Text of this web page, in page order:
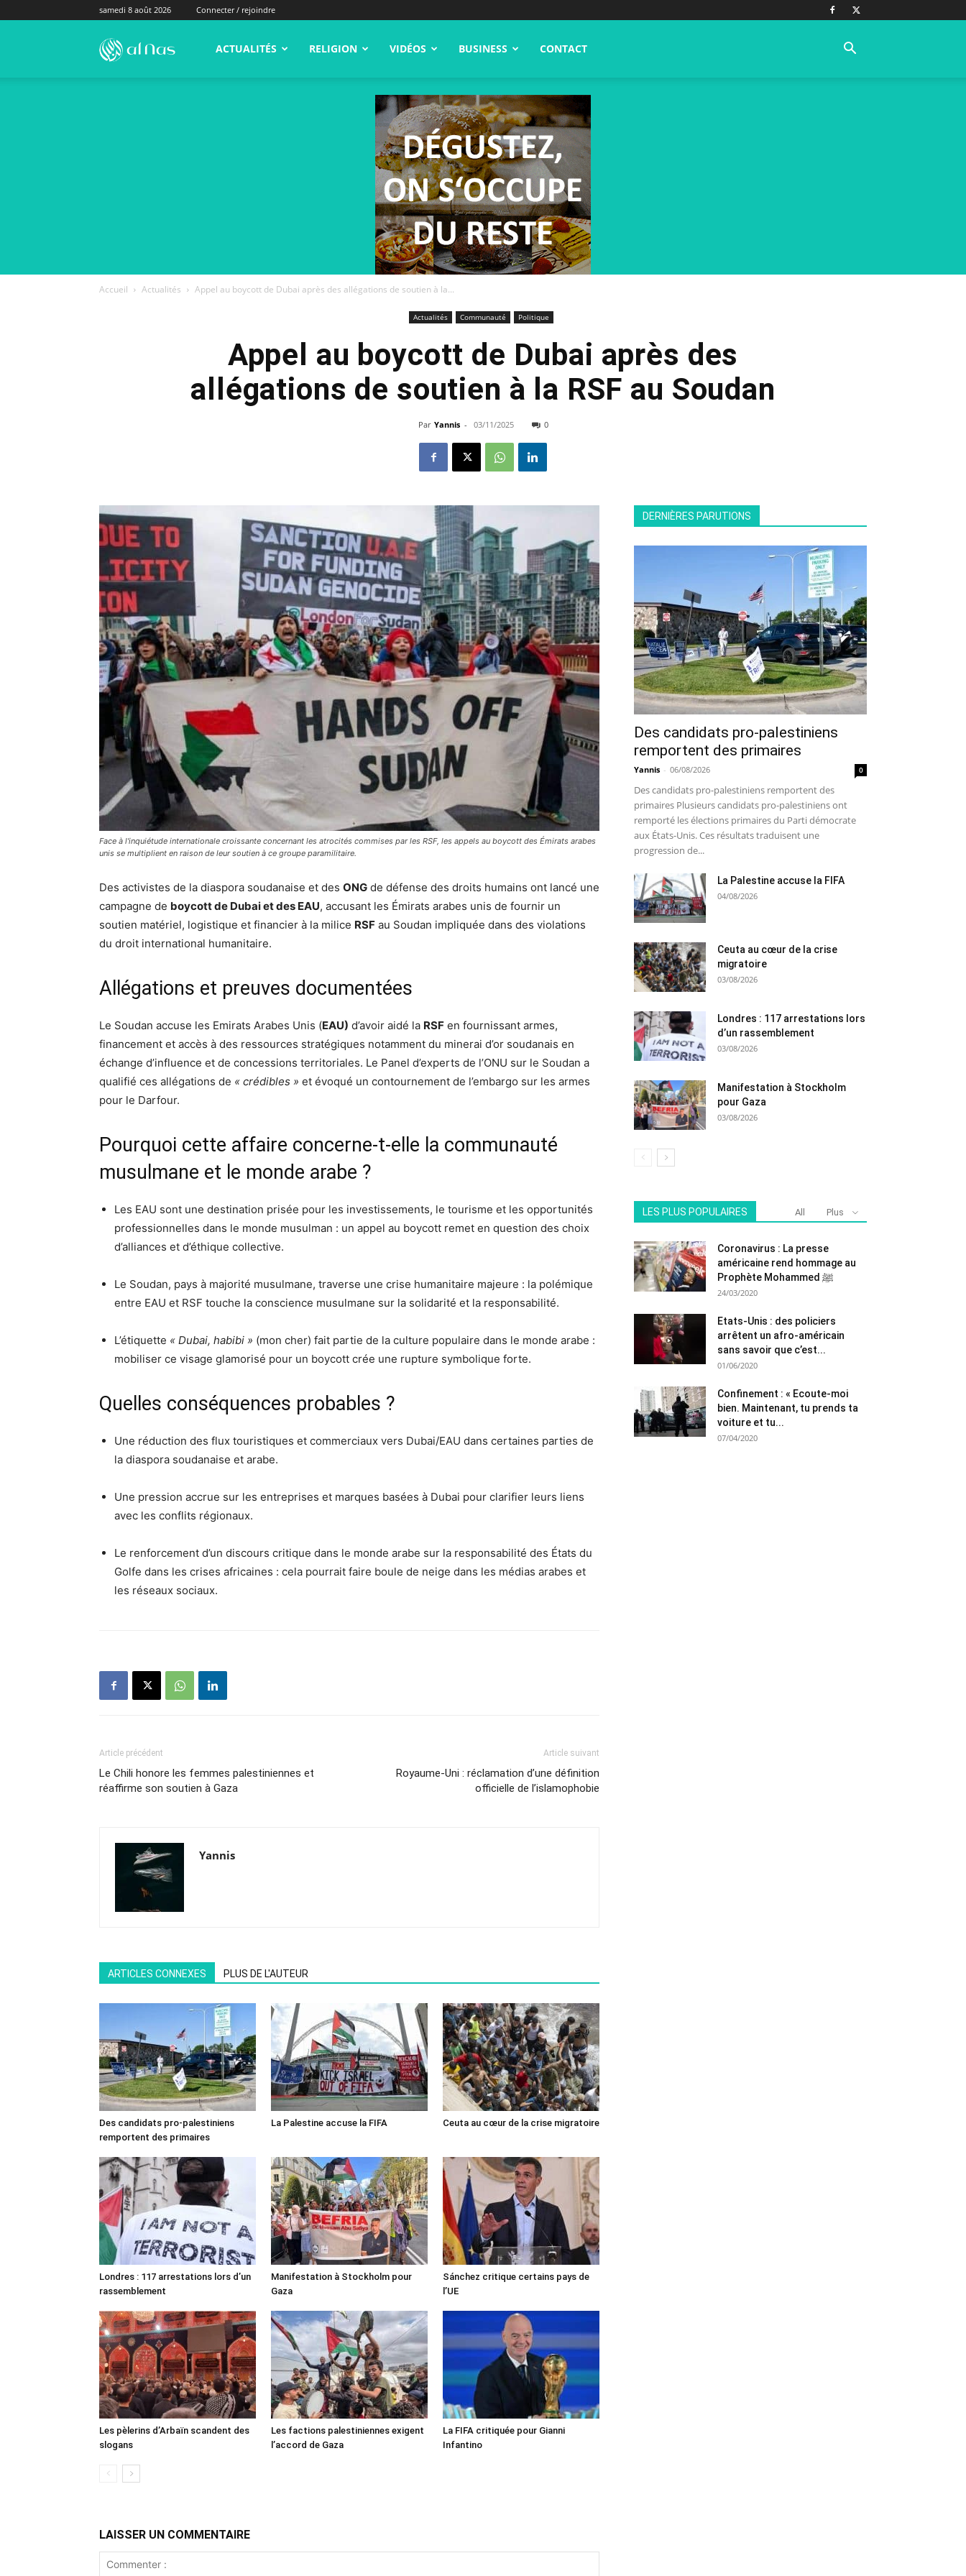
samedi 8 août 2026 Connecter / rejoindre
alNas.fr ACTUALITÉS RELIGION VIDÉOS BUSINESS CONTACT
Accueil Actualités Appel au boycott de Dubai après des allégations de soutien à la...
Actualités Communauté Politique
Appel au boycott de Dubai après des
allégations de soutien à la RSF au Soudan
Par Yannis - 03/11/2025 0
Face à l'inquiétude internationale croissante concernant les atrocités commises par les RSF, les appels au boycott des Émirats arabes
unis se multiplient en raison de leur soutien à ce groupe paramilitaire.
Des activistes de la diaspora soudanaise et des ONG de défense des droits humains ont lancé une
campagne de boycott de Dubai et des EAU, accusant les Émirats arabes unis de fournir un
soutien matériel, logistique et financier à la milice RSF au Soudan impliquée dans des violations
du droit international humanitaire.
Allégations et preuves documentées
Le Soudan accuse les Emirats Arabes Unis (EAU) d’avoir aidé la RSF en fournissant armes,
financement et accès à des ressources stratégiques notamment du minerai d’or soudanais en
échange d’influence et de concessions territoriales. Le Panel d’experts de l’ONU sur le Soudan a
qualifié ces allégations de « crédibles » et évoqué un contournement de l’embargo sur les armes
pour le Darfour.
Pourquoi cette affaire concerne-t-elle la communauté
musulmane et le monde arabe ?
Les EAU sont une destination prisée pour les investissements, le tourisme et les opportunités
professionnelles dans le monde musulman : un appel au boycott remet en question des choix
d’alliances et d’éthique collective.
Le Soudan, pays à majorité musulmane, traverse une crise humanitaire majeure : la polémique
entre EAU et RSF touche la conscience musulmane sur la solidarité et la responsabilité.
L’étiquette « Dubai, habibi » (mon cher) fait partie de la culture populaire dans le monde arabe :
mobiliser ce visage glamorisé pour un boycott crée une rupture symbolique forte.
Quelles conséquences probables ?
Une réduction des flux touristiques et commerciaux vers Dubai/EAU dans certaines parties de
la diaspora soudanaise et arabe.
Une pression accrue sur les entreprises et marques basées à Dubai pour clarifier leurs liens
avec les conflits régionaux.
Le renforcement d’un discours critique dans le monde arabe sur la responsabilité des États du
Golfe dans les crises africaines : cela pourrait faire boule de neige dans les médias arabes et
les réseaux sociaux.
Article précédent
Le Chili honore les femmes palestiniennes et
réaffirme son soutien à Gaza
Article suivant
Royaume-Uni : réclamation d’une définition
officielle de l’islamophobie
Yannis
ARTICLES CONNEXES PLUS DE L'AUTEUR
Des candidats pro-palestiniens
remportent des primaires
La Palestine accuse la FIFA Ceuta au cœur de la crise migratoire
Londres : 117 arrestations lors d’un
rassemblement
Manifestation à Stockholm pour
Gaza
Sánchez critique certains pays de
l’UE
Les pèlerins d’Arbaïn scandent des
slogans
Les factions palestiniennes exigent
l’accord de Gaza
La FIFA critiquée pour Gianni
Infantino
LAISSER UN COMMENTAIRE
DERNIÈRES PARUTIONS
Des candidats pro-palestiniens
remportent des primaires
Yannis - 06/08/2026 0
Des candidats pro-palestiniens remportent des
primaires Plusieurs candidats pro-palestiniens ont
remporté les élections primaires du Parti démocrate
aux États-Unis. Ces résultats traduisent une
progression de...
La Palestine accuse la FIFA
04/08/2026
Ceuta au cœur de la crise
migratoire
03/08/2026
Londres : 117 arrestations lors
d’un rassemblement
03/08/2026
Manifestation à Stockholm
pour Gaza
03/08/2026
LES PLUS POPULAIRES All Plus
Coronavirus : La presse
américaine rend hommage au
Prophète Mohammed ﷺ
24/03/2020
Etats-Unis : des policiers
arrêtent un afro-américain
sans savoir que c’est...
01/06/2020
Confinement : « Ecoute-moi
bien. Maintenant, tu prends ta
voiture et tu...
07/04/2020